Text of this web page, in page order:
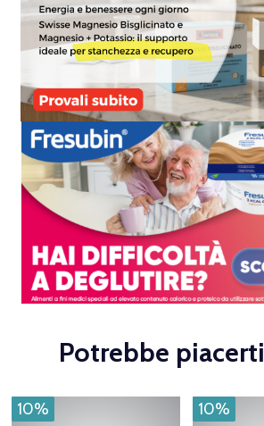
Potrebbe
10% 10%